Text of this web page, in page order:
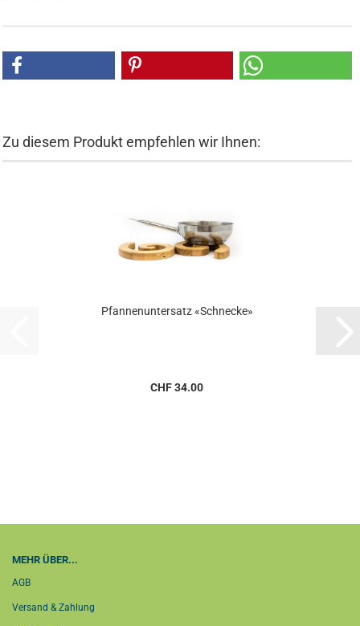
Zu diesem Produkt empfehlen wir Ihnen:
Pfannenuntersatz «Schnecke»
CHF 34.00
MEHR ÜBER...
AGB
Versand & Zahlung